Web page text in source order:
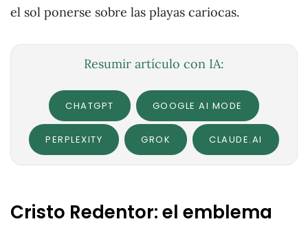
el sol ponerse sobre las playas cariocas.
Resumir artículo con IA:
CHATGPT GOOGLE AI MODE
PERPLEXITY GROK CLAUDE.AI
Cristo Redentor: el emblema